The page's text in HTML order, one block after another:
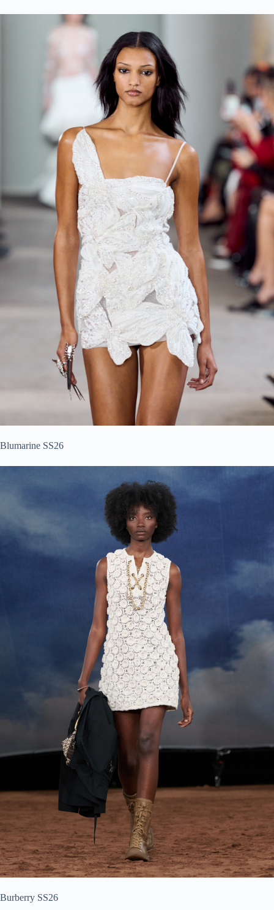
Blumarine SS26
Burberry SS26